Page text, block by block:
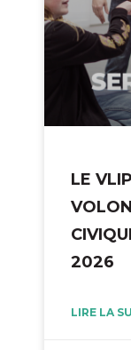
LE
2026
LIRE LA